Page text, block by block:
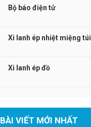
Bộ báo điện tử
Xi lanh ép nhiệt miệng túi
Xi lanh ép đồ
BÀI VIẾT MỚI NHẤT